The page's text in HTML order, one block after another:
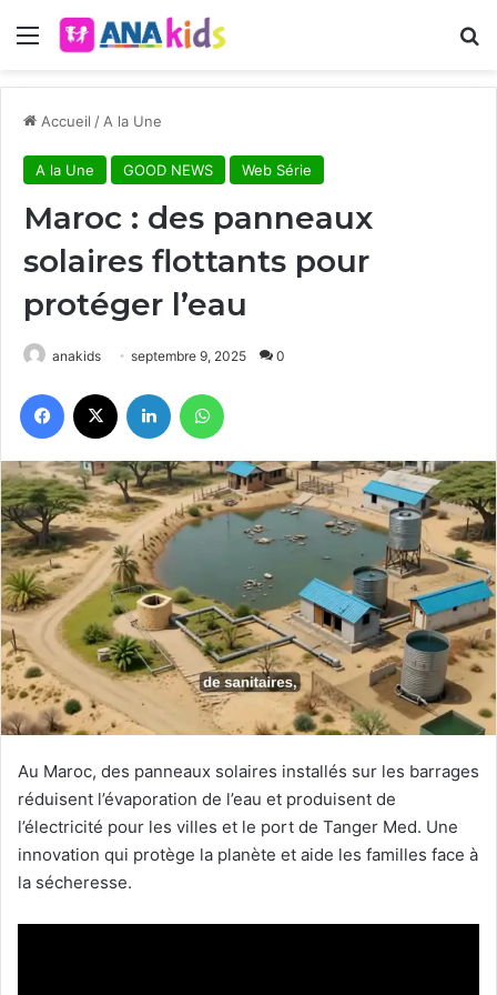
Menu
Accueil / A la Une
A la Une GOOD NEWS Web Série
Maroc : des panneaux
solaires flottants pour
protéger l’eau
anakids septembre 9, 2025 0
Facebook Linkedin
Au Maroc, des panneaux solaires installés sur les barrages
réduisent l’évaporation de l’eau et produisent de
l’électricité pour les villes et le port de Tanger Med. Une
innovation qui protège la planète et aide les familles face à
la sécheresse.